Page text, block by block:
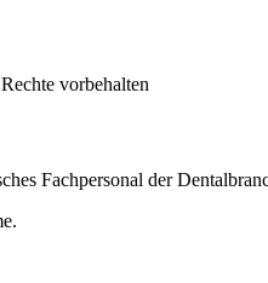
vorbehalten
Fachpersonal der